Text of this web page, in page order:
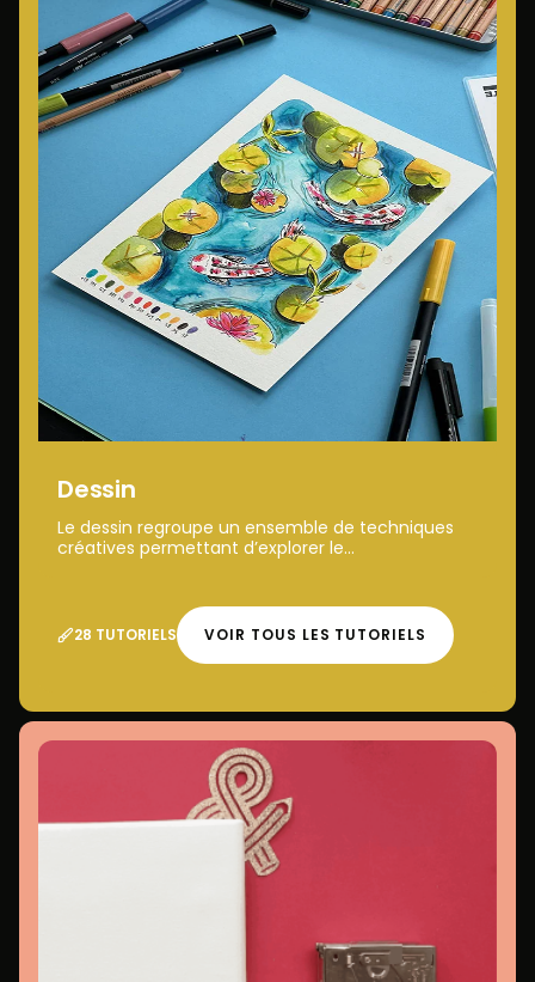
Dessin
Le dessin regroupe un ensemble de techniques
créatives permettant d’explorer le...
28 TUTORIELS VOIR TOUS LES TUTORIELS